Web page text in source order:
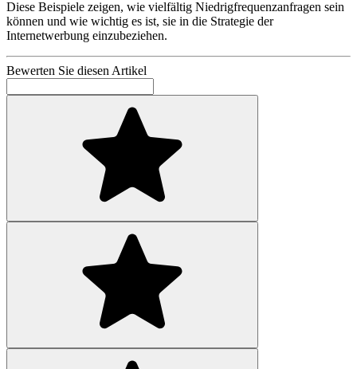
Diese Beispiele zeigen, wie vielfältig Niedrigfrequenzanfragen sein
können und wie wichtig es ist, sie in die Strategie der
Internetwerbung einzubeziehen.
Bewerten Sie diesen Artikel